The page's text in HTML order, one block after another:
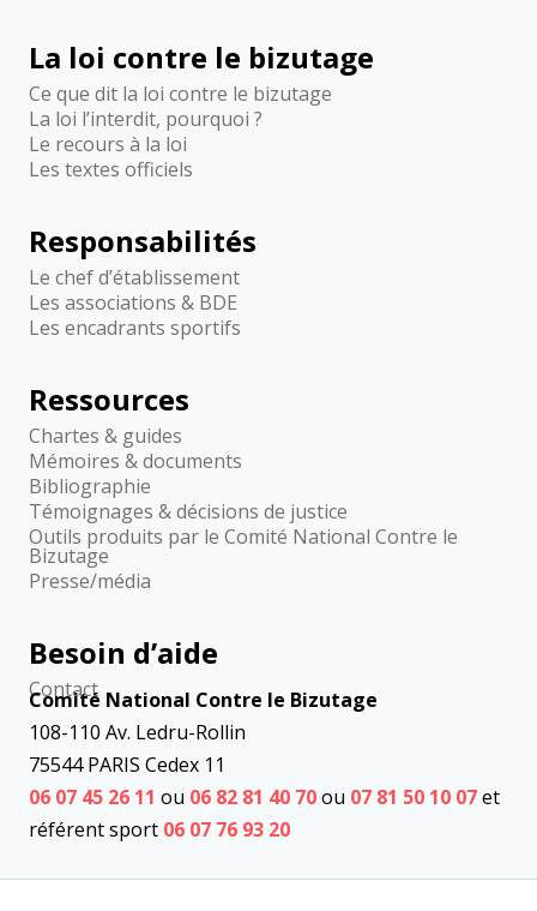
La loi contre le bizutage
Ce que dit la loi contre le bizutage
La loi l’interdit, pourquoi ?
Le recours à la loi
Les textes officiels
Responsabilités
Le chef d’établissement
Les associations & BDE
Les encadrants sportifs
Ressources
Chartes & guides
Mémoires & documents
Bibliographie
Témoignages & décisions de justice
Outils produits par le Comité National Contre le
Bizutage
Presse/média
Besoin d’aide
Contact
Comité National Contre le Bizutage
108-110 Av. Ledru-Rollin
75544 PARIS Cedex 11
06 07 45 26 11 ou 06 82 81 40 70ou 07 81 50 10 07et
référent sport 06 07 76 93 20